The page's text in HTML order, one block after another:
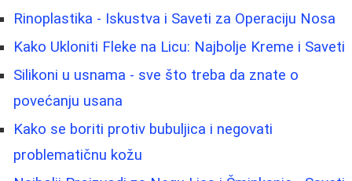
Rinoplastika - Iskustva i Saveti za Operaciju Nosa
Kako Ukloniti Fleke na Licu: Najbolje Kreme i Saveti
Silikoni u usnama - sve što treba da znate o
povećanju usana
Kako se boriti protiv bubuljica i negovati
problematičnu kožu